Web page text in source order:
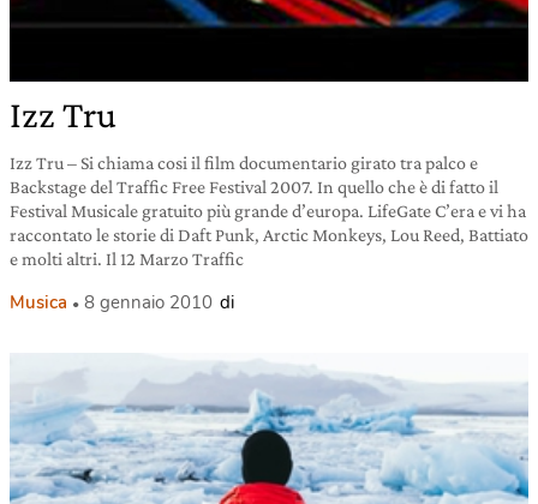
Izz Tru
Izz Tru – Si chiama cosi il film documentario girato tra palco e
Backstage del Traffic Free Festival 2007. In quello che è di fatto il
Festival Musicale gratuito più grande d’europa. LifeGate C’era e vi ha
raccontato le storie di Daft Punk, Arctic Monkeys, Lou Reed, Battiato
e molti altri. Il 12 Marzo Traffic
Musica 8 gennaio 2010 di